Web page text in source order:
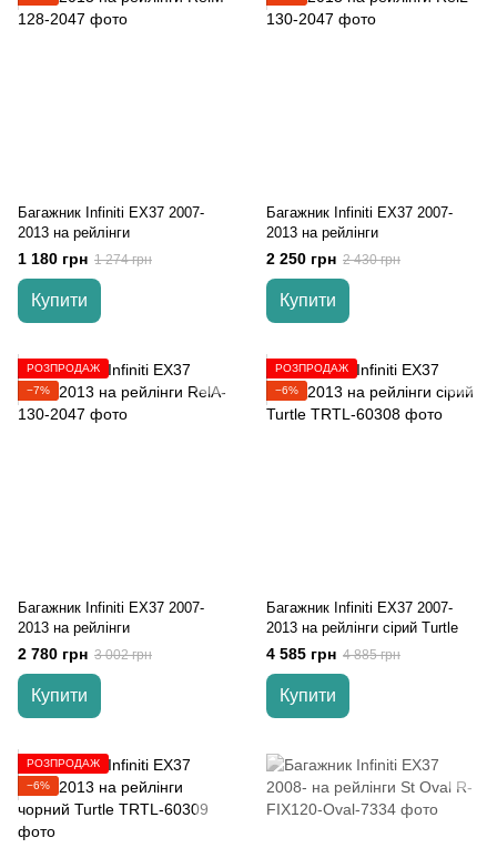
Багажник Infiniti EX37 2007-
2013 на рейлінги
1 180 грн 1 274 грн
Купити
Багажник Infiniti EX37 2007-
2013 на рейлінги
2 250 грн 2 430 грн
Купити
РОЗПРОДАЖ
−7%
Багажник Infiniti EX37 2007-
2013 на рейлінги
2 780 грн 3 002 грн
Купити
РОЗПРОДАЖ
−6%
Багажник Infiniti EX37 2007-
2013 на рейлінги cірий Turtle
4 585 грн 4 885 грн
Купити
РОЗПРОДАЖ
−6%